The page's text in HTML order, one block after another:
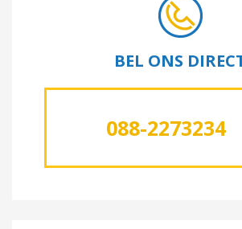
BEL ONS
088-2273234